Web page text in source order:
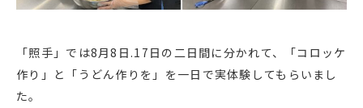
「照手」では8月8日.17日の二日間に分かれて、「コロッケ
作り」と「うどん作りを」を一日で実体験してもらいまし
た。